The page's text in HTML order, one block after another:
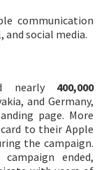
communication
and social media.
nearly 400,000
and Germany,
page. More
to their Apple
the campaign.
ended,